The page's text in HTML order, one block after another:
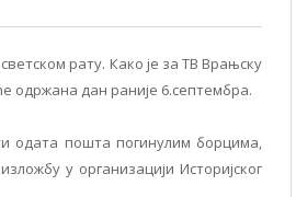
рату. Како је за ТВ Врањску
одржана дан раније 6.септембра.
одата пошта погинулим борцима,
у организацији Историјског